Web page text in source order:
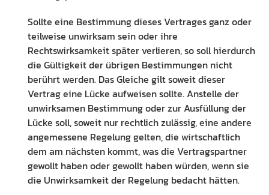
Sollte eine Bestimmung dieses Vertrages ganz oder
teilweise unwirksam sein oder ihre
Rechtswirksamkeit später verlieren, so soll hierdurch
die Gültigkeit der übrigen Bestimmungen nicht
berührt werden. Das Gleiche gilt soweit dieser
Vertrag eine Lücke aufweisen sollte. Anstelle der
unwirksamen Bestimmung oder zur Ausfüllung der
Lücke soll, soweit nur rechtlich zulässig, eine andere
angemessene Regelung gelten, die wirtschaftlich
dem am nächsten kommt, was die Vertragspartner
gewollt haben oder gewollt haben würden, wenn sie
die Unwirksamkeit der Regelung bedacht hätten.